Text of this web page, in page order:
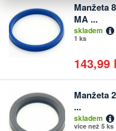
Manžeta
MA ...
skladem
1 ks
143,99
Manžeta
...
skladem
více než 5 ks